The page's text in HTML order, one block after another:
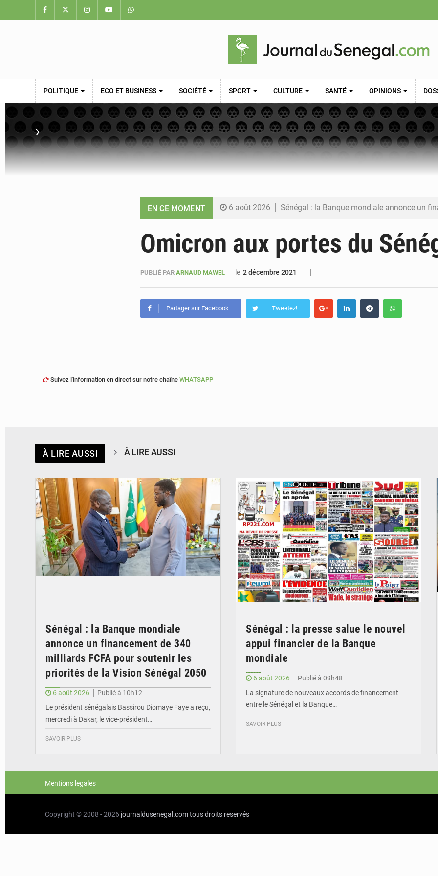
POLITIQUE ECO ET BUSINESS SOCIÉTÉ SPORT CULTURE SANTÉ OPINIONS
›
EN CE MOMENT 6 août 2026 Sénégal : la Banque mondiale annonce un financement de 340 milliards FCFA pour soutenir
5 août 2026 Sénégal : les subventions à l’énergie bondissent à 729 milliards FCFA pour contenir les
5 août 2026 Sénégal : le niveau du fleuve Sénégal poursuit sa montée à Podor, les
Omicron aux portes du
PUBLIÉ PAR ARNAUD MAWEL le:2 décembre 2021
Partager sur Facebook Tweetez!
Suivez l'information en direct sur notre chaîne WHATSAPP
À LIRE AUSSI À LIRE AUSSI
Sénégal : la Banque mondiale
annonce un financement de 340
milliards FCFA pour soutenir les
priorités de la Vision Sénégal 2050
6 août 2026
Publié à 10h12
Le président sénégalais Bassirou Diomaye Faye a reçu,
mercredi à Dakar, le vice-président…
SAVOIR PLUS
Sénégal : la presse salue le nouvel
appui financier de la Banque
mondiale
6 août 2026
Publié à 09h48
La signature de nouveaux accords de financement
entre le Sénégal et la Banque…
SAVOIR PLUS
Mentions legales
Copyright © 2008 - 2026 journaldusenegal.comtous droits reservés